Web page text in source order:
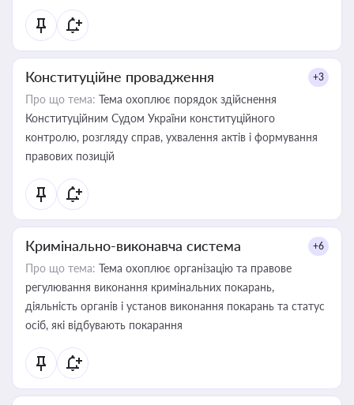
Конституційне провадження +3
Про що тема: Тема охоплює порядок здійснення
Конституційним Судом України конституційного
контролю, розгляду справ, ухвалення актів і формування
правових позицій
Кримінально-виконавча система +6
Про що тема: Тема охоплює організацію та правове
регулювання виконання кримінальних покарань,
діяльність органів і установ виконання покарань та статус
осіб, які відбувають покарання